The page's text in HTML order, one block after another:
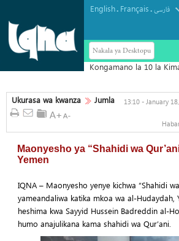
English. Français.فارسی
Nakala ya Desktopu
Ukurasa wa kwanza Jumla 13:10 - January
Maonyesho ya “Shahidi wa
Yemen
IQNA – Maonyesho yenye kichwa “Shahidi
yameandaliwa katika mkoa wa al-Hudaydah,
heshima kwa Sayyid Hussein Badreddin al-
humo anajulikana kama shahidi wa Qur’ani.